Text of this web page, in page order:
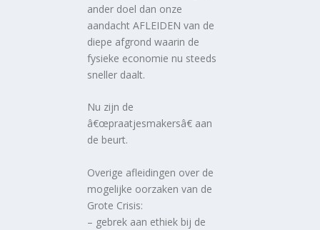
ander doel dan onze
aandacht AFLEIDEN van de
diepe afgrond waarin de
fysieke economie nu steeds
sneller daalt.
Nu zijn de
â€œpraatjesmakersâ€ aan
de beurt.
Overige afleidingen over de
mogelijke oorzaken van de
Grote Crisis:
– gebrek aan ethiek bij de